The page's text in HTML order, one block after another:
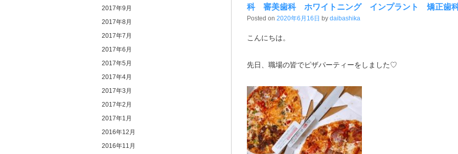
2017年9月
2017年8月
2017年7月
2017年6月
2017年5月
2017年4月
2017年3月
2017年2月
2017年1月
2016年12月
2016年11月
科 審美歯科 ホワイトニング インプラント 矯正歯
Posted on 2020年6月16日 by daibashika
こんにちは。
先日、職場の皆でピザパーティーをしました♡